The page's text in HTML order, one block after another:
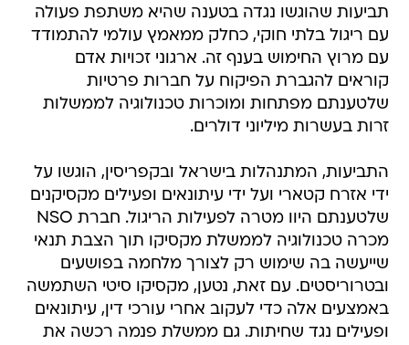
תביעות שהוגשו נגדה בטענה שהיא משתפת פעולה
עם ריגול בלתי חוקי, כחלק ממאמץ עולמי להתמודד
עם מרוץ החימוש בענף זה. ארגוני זכויות אדם
קוראים להגברת הפיקוח על חברות פרטיות
שלטענתם מפתחות ומוכרות טכנולוגיה לממשלות
זרות בעשרות מיליוני דולרים.
התביעות, המתנהלות בישראל ובקפריסין, הוגשו על
ידי אזרח קטארי ועל ידי עיתונאים ופעילים מקסיקנים
שלטענתם היוו מטרה לפעילות הריגול. חברת NSO
מכרה טכנולוגיה לממשלת מקסיקו תוך הצבת תנאי
שייעשה בה שימוש רק לצורך מלחמה בפושעים
ובטרוריסטים. עם זאת, נטען, מקסיקו סיטי השתמשה
באמצעים אלה כדי לעקוב אחרי עורכי דין, עיתונאים
ופעילים נגד שחיתות. גם ממשלת פנמה רכשה את